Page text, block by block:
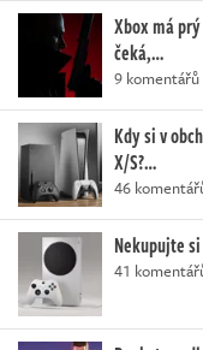
Xbox má
čeká,…
9 komentářů
Kdy si v
X/S?…
46
Nekupujte
41